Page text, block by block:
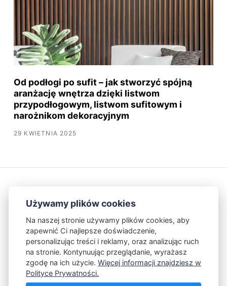
Od podłogi po sufit – jak stworzyć spójną
aranżację wnętrza dzięki listwom
przypodłogowym, listwom sufitowym i
narożnikom dekoracyjnym
29 KWIETNIA 2025
Kontakt Polityka Prywatności
Powered by Publii
Używamy plików cookies
Na naszej stronie używamy plików cookies, aby
zapewnić Ci najlepsze doświadczenie,
personalizując treści i reklamy, oraz analizując ruch
na stronie. Kontynuując przeglądanie, wyrażasz
zgodę na ich użycie. Więcej informacji znajdziesz w
Polityce Prywatności.